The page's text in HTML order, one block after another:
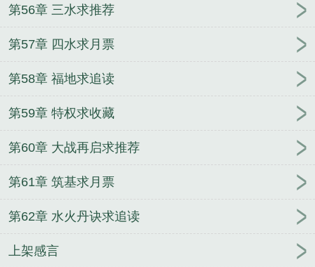
第56章 三水求推荐
第57章 四水求月票
第58章 福地求追读
第59章 特权求收藏
第60章 大战再启求推荐
第61章 筑基求月票
第62章 水火丹诀求追读
上架感言